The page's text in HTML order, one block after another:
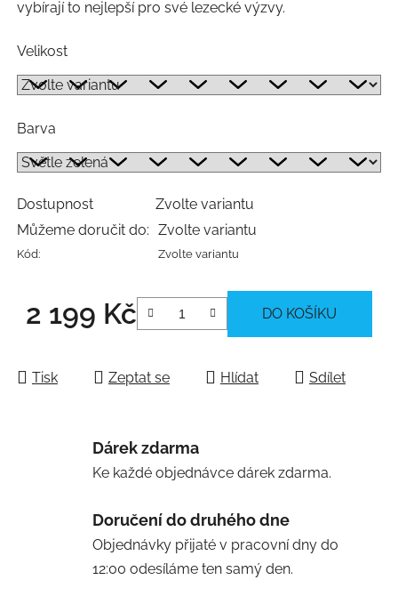
vybírají to nejlepší pro své lezecké výzvy.
Velikost
Barva
Dostupnost
Zvolte variantu
Můžeme doručit do: Zvolte variantu
Kód: Zvolte variantu
2 199 Kč DO KOŠÍKU
Tisk Zeptat se Hlídat Sdílet
Dárek zdarma
Ke každé objednávce dárek zdarma.
Doručení do druhého dne
Objednávky přijaté v pracovní dny do
12:00 odesíláme ten samý den.